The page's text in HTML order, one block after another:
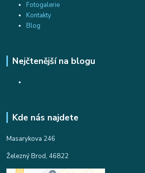
Fotogalerie
Kontakty
Blog
Nejčtenější na blogu
Kde nás najdete
Masarykova 246
Železný Brod, 46822